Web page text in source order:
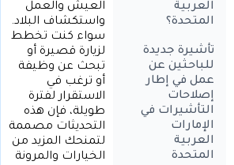
العربية
المتحدة؟
تأشيرة جديدة
للباحثين عن
عمل في إطار
إصلاحات
التأشيرات في
الإمارات
العربية
المتحدة
العيش والعمل
واستكشاف البلاد.
سواء كنت تخطط
لزيارة قصيرة أو
تبحث عن وظيفة
أو ترغب في
الاستقرار لفترة
طويلة، فإن هذه
التحديثات مصممة
لتمنحك المزيد من
الخيارات والمرونة